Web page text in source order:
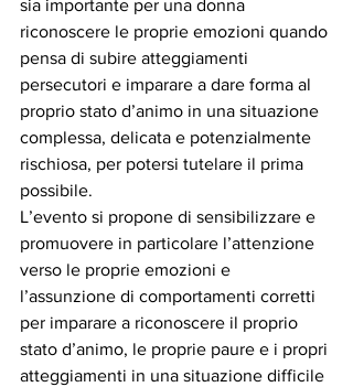
sia importante per una donna
riconoscere le proprie emozioni quando
pensa di subire atteggiamenti
persecutori e imparare a dare forma al
proprio stato d’animo in una situazione
complessa, delicata e potenzialmente
rischiosa, per potersi tutelare il prima
possibile.
L’evento si propone di sensibilizzare e
promuovere in particolare l’attenzione
verso le proprie emozioni e
l’assunzione di comportamenti corretti
per imparare a riconoscere il proprio
stato d’animo, le proprie paure e i propri
atteggiamenti in una situazione difficile